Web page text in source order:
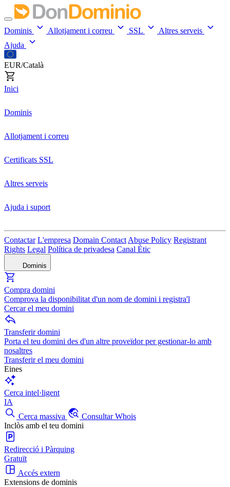
Dominis Allotjament i correu SSL
Altres serveis
Ajuda
EUR/Català
Inici
Dominis
Allotjament i correu
Certificats SSL
Altres serveis
Ajuda i suport
Contactar L'empresa Domain Contact Abuse Policy Registrant
Rights Legal Política de privadesa Canal Ètic
Dominis
Compra domini
Comprova la disponibilitat d'un nom de domini i registra'l
Cercar el meu domini
Transferir domini
Porta el teu domini des d'un altre proveïdor per gestionar-lo amb
nosaltres
Transferir el meu domini
Eines
Cerca intel·ligent
IA
Cerca massiva
Consultar Whois
Inclòs amb el teu domini
Redirecció i Pàrquing
Gratuït
Accés extern
Extensions de dominis